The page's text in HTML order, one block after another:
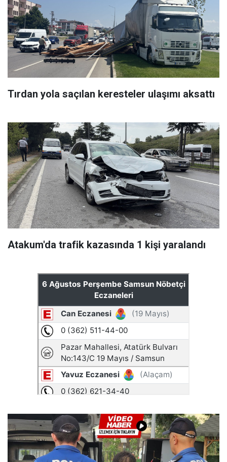
Tırdan yola saçılan keresteler ulaşımı aksattı
Atakum'da trafik kazasında 1 kişi yaralandı